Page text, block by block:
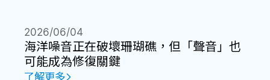
海洋噪音正在破壞珊瑚礁，但「聲音」也
可能成為修復關鍵
2026/06/04
了解更多